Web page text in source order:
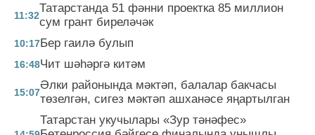
11:32
Татарстанда 51 фәнни проектка 85 миллион
сум грант биреләчәк
10:17Бер гаилә булып
16:48Чит шәһәргә китәм
15:07
Әлки районында мәктәп, балалар бакчасы
төзелгән, сигез мәктәп ашханәсе яңартылган
Татарстан укучылары «Зур тәнәфес»